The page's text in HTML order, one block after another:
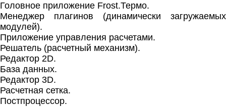
Головное приложение Frost.Термо.
Менеджер плагинов (динамически загружаемых
модулей).
Приложение управления расчетами.
Решатель (расчетный механизм).
Редактор 2D.
База данных.
Редактор 3D.
Расчетная сетка.
Постпроцессор.